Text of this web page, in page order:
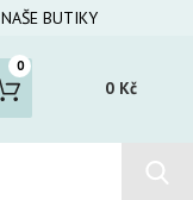
NAŠE BUTIKY
0
0 Kč